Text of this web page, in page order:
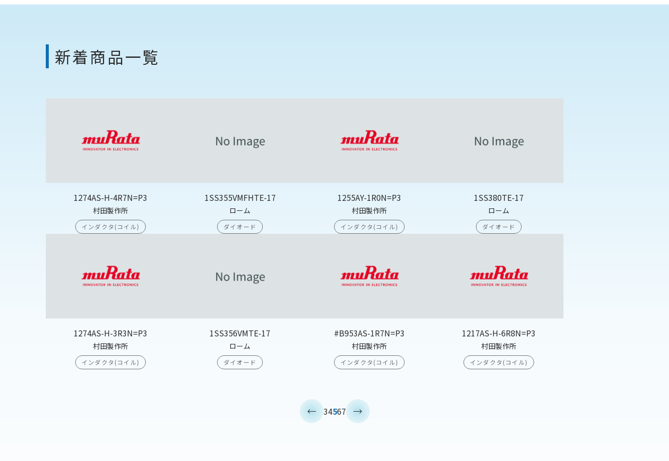
新着商品一覧
1274AS-H-4R7N=P3
村田製作所
インダクタ(コイル)
1SS355VMFHTE-17
ローム
ダイオード
1255AY-1R0N=P3
村田製作所
インダクタ(コイル)
1SS380TE-17
ローム
ダイオード
1274AS-H-3R3N=P3
村田製作所
インダクタ(コイル)
1SS356VMTE-17
ローム
ダイオード
#B953AS-1R7N=P3
村田製作所
インダクタ(コイル)
1217AS-H-6R8N=P3
村田製作所
インダクタ(コイル)
34567